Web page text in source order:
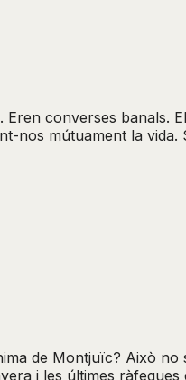
converses
nos mútuament la
de Montjuïc? Això
i les últimes